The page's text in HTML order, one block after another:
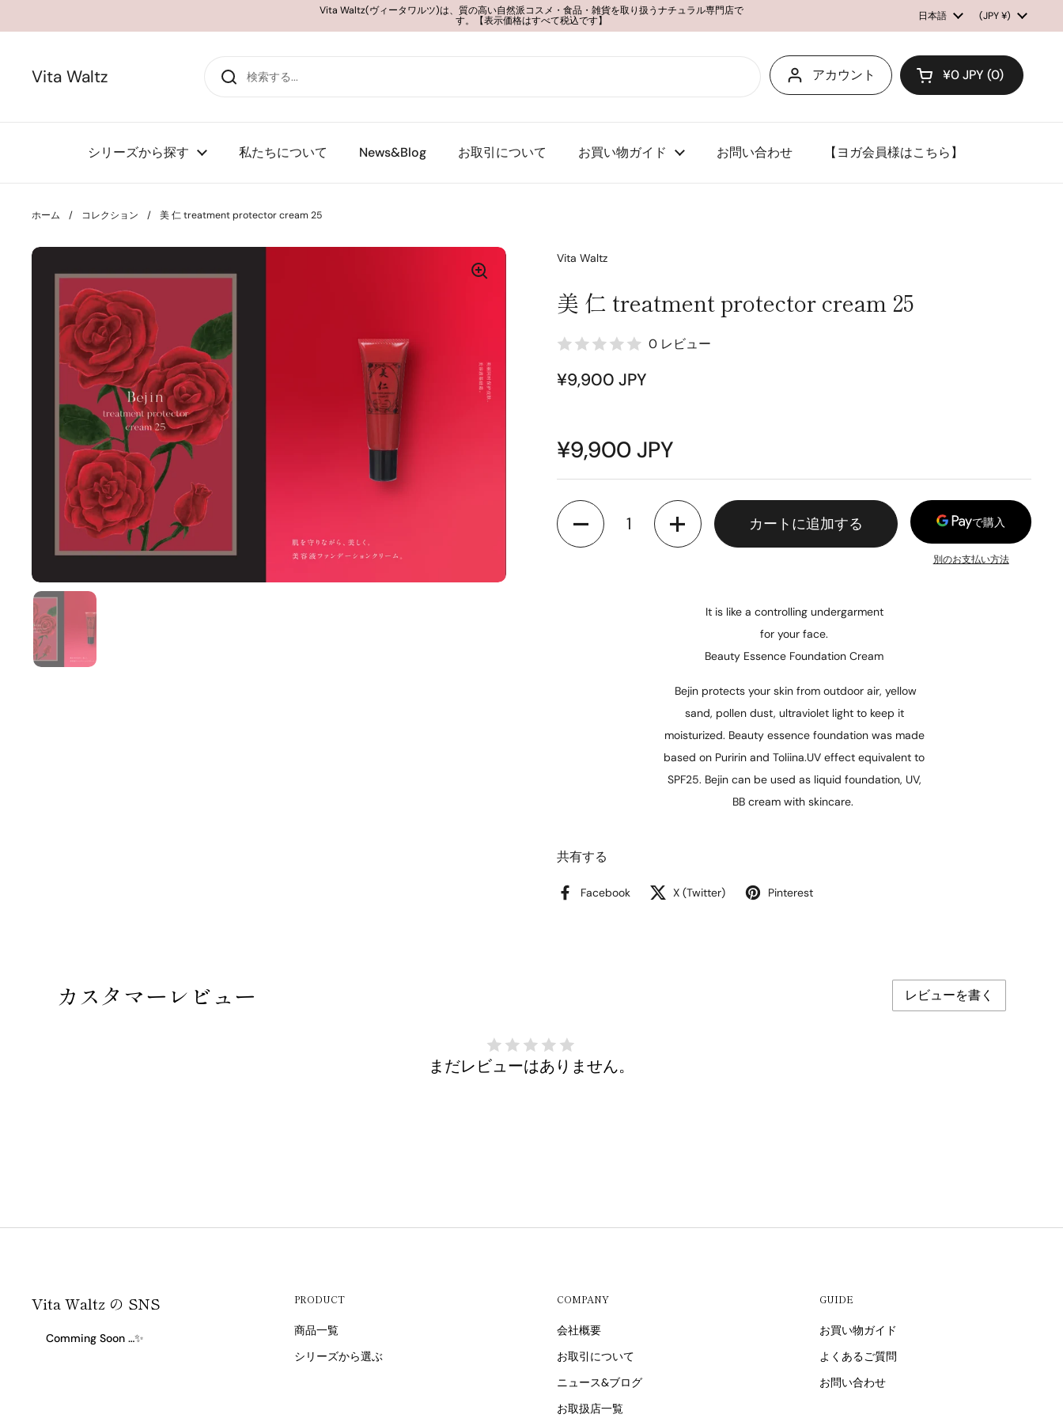
Vita Waltz(ヴィータワルツ)は、質の高い自然派コスメ・食品・雑貨を取り扱うナチュラル専門店で
す。【表示価格はすべて税込です】
言語
日本語 国/地域
(JPY ¥)
Vita Waltz アカウント カートを開く
¥0 JPY 0
シリーズから探す 私たちについて News&Blog お取引について お買い物ガイド お問い合わせ 【ヨガ会員様はこちら】
ホーム / コレクション / 美 仁 treatment protector cream 25
Vita Waltz
美 仁 treatment protector cream 25
0 レビュー
¥9,900 JPY
¥9,900 JPY
数量
カートに追加する
別のお支払い方法
It is like a controlling undergarment
for your face.
Beauty Essence Foundation Cream
Bejin protects your skin from outdoor air, yellow
sand, pollen dust, ultraviolet light to keep it
moisturized. Beauty essence foundation was made
based on Puririn and Toliina.UV effect equivalent to
SPF25. Bejin can be used as liquid foundation, UV,
BB cream with skincare.
共有する
Facebook X (Twitter) Pinterest
カスタマーレビュー レビューを書く
まだレビューはありません。
Vita Waltz の SNS
Comming Soon …✨
PRODUCT
商品一覧
シリーズから選ぶ
COMPANY
会社概要
お取引について
ニュース&ブログ
お取扱店一覧
GUIDE
お買い物ガイド
よくあるご質問
お問い合わせ